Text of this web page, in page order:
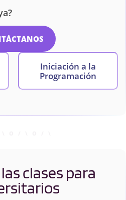
Iniciación a la
Programación
clases para